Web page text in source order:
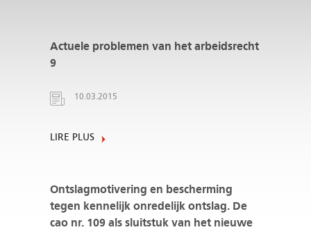
Actuele problemen van het arbeidsrecht
9
10.03.2015
LIRE PLUS
Ontslagmotivering en bescherming
tegen kennelijk onredelijk ontslag. De
cao nr. 109 als sluitstuk van het nieuwe